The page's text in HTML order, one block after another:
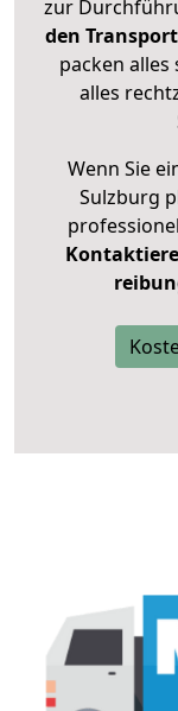
zur
den
packen alles
alles
Wenn Sie
Sulzburg